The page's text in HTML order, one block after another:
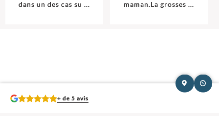
dans un des cas su ...
maman.La grosses ...
+ de 5 avis